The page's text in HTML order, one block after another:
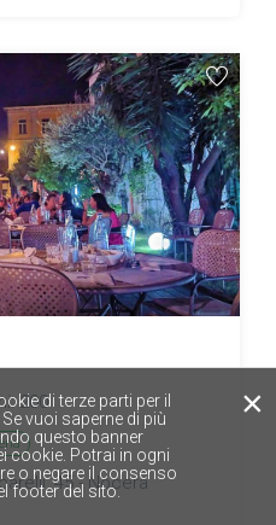
200
45 - Nocera
×
di terze parti per il
vuoi saperne di più
questo banner
cookie. Potrai in ogni
o negare il consenso
footer del sito.